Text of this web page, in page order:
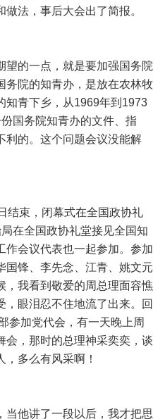
法，事后大会出了简报。
望的一点，就是要加强国务院
务院的知青办，是放在农林牧
知青下乡，从1969年到1973
国务院知青办的文件、指
利的。这个问题会议没能解
结束，闭幕式在全国政协礼
在全国政协礼堂接见全国知
作会议代表也一起参加。参加
国锋、李先念、江青、姚文元
，我看到敬爱的周总理面容憔
眼泪忍不住地流了出来。回
参加党代会，有一天晚上周
会，那时的总理神采奕奕，谈
多么有风采啊！
当他讲了一段以后，我才把思